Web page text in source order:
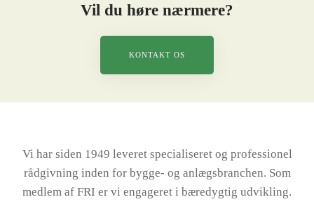
Vil du høre nærmere?
KONTAKT OS
Vi har siden 1949 leveret specialiseret og professionel
rådgivning inden for bygge- og anlægsbranchen. Som
medlem af FRI er vi engageret i bæredygtig udvikling.